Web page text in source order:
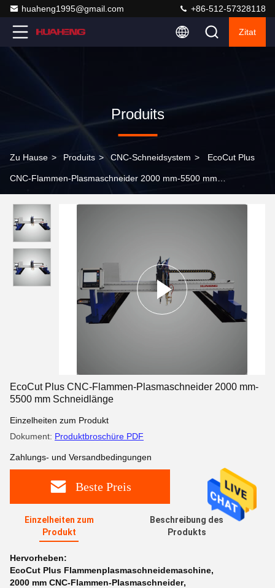
huaheng1995@gmail.com +86-512-57328118
Zitat
Produits
Zu Hause > Produits > CNC-Schneidsystem > EcoCut Plus
CNC-Flammen-Plasmaschneider 2000 mm-5500 mm
EcoCut Plus CNC-Flammen-Plasmaschneider 2000 mm-
5500 mm Schneidlänge
Einzelheiten zum Produkt
Dokument: Produktbroschüre PDF
Zahlungs- und Versandbedingungen
Beste Preis
Einzelheiten zum
Produkt
Beschreibung des
Produkts
Hervorheben:
EcoCut Plus Flammenplasmaschneidemaschine,
2000 mm CNC-Flammen-Plasmaschneider,